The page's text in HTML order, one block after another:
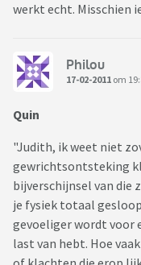
werkt echt. Misschien
Philou
17-02-2011 om
Quin
"Judith, ik weet niet
gewrichtsontsteking
bijverschijnsel van die
je fysiek totaal
gevoeliger wordt voor
last van hebt. Hoe